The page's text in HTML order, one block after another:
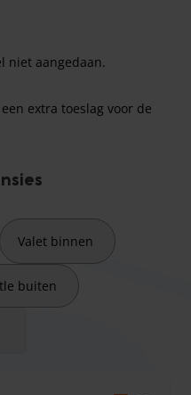
niet aangedaan.
extra toeslag voor de
(excl. stroomkosten).
kinderzitje.
Valet binnen
buiten